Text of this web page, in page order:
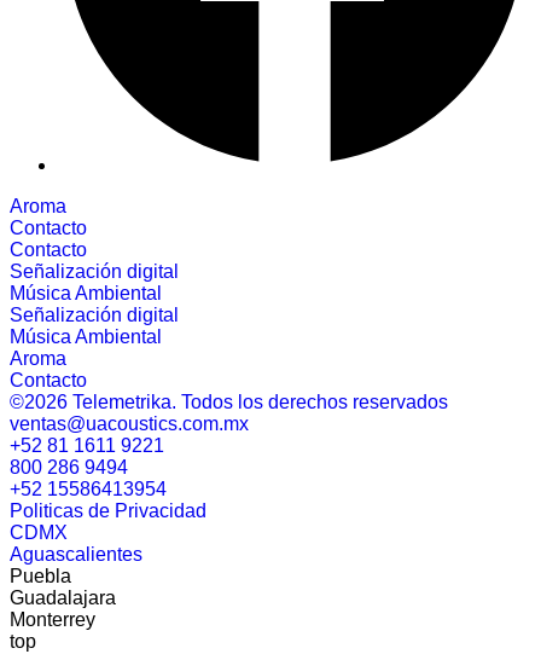
Aroma
Contacto
Contacto
Señalización digital
Música Ambiental
Señalización digital
Música Ambiental
Aroma
Contacto
©2026 Telemetrika. Todos los derechos reservados
ventas@uacoustics.com.mx
+52 81 1611 9221
800 286 9494
+52 15586413954
Politicas de Privacidad
CDMX
Aguascalientes
Puebla
Guadalajara
Monterrey
top